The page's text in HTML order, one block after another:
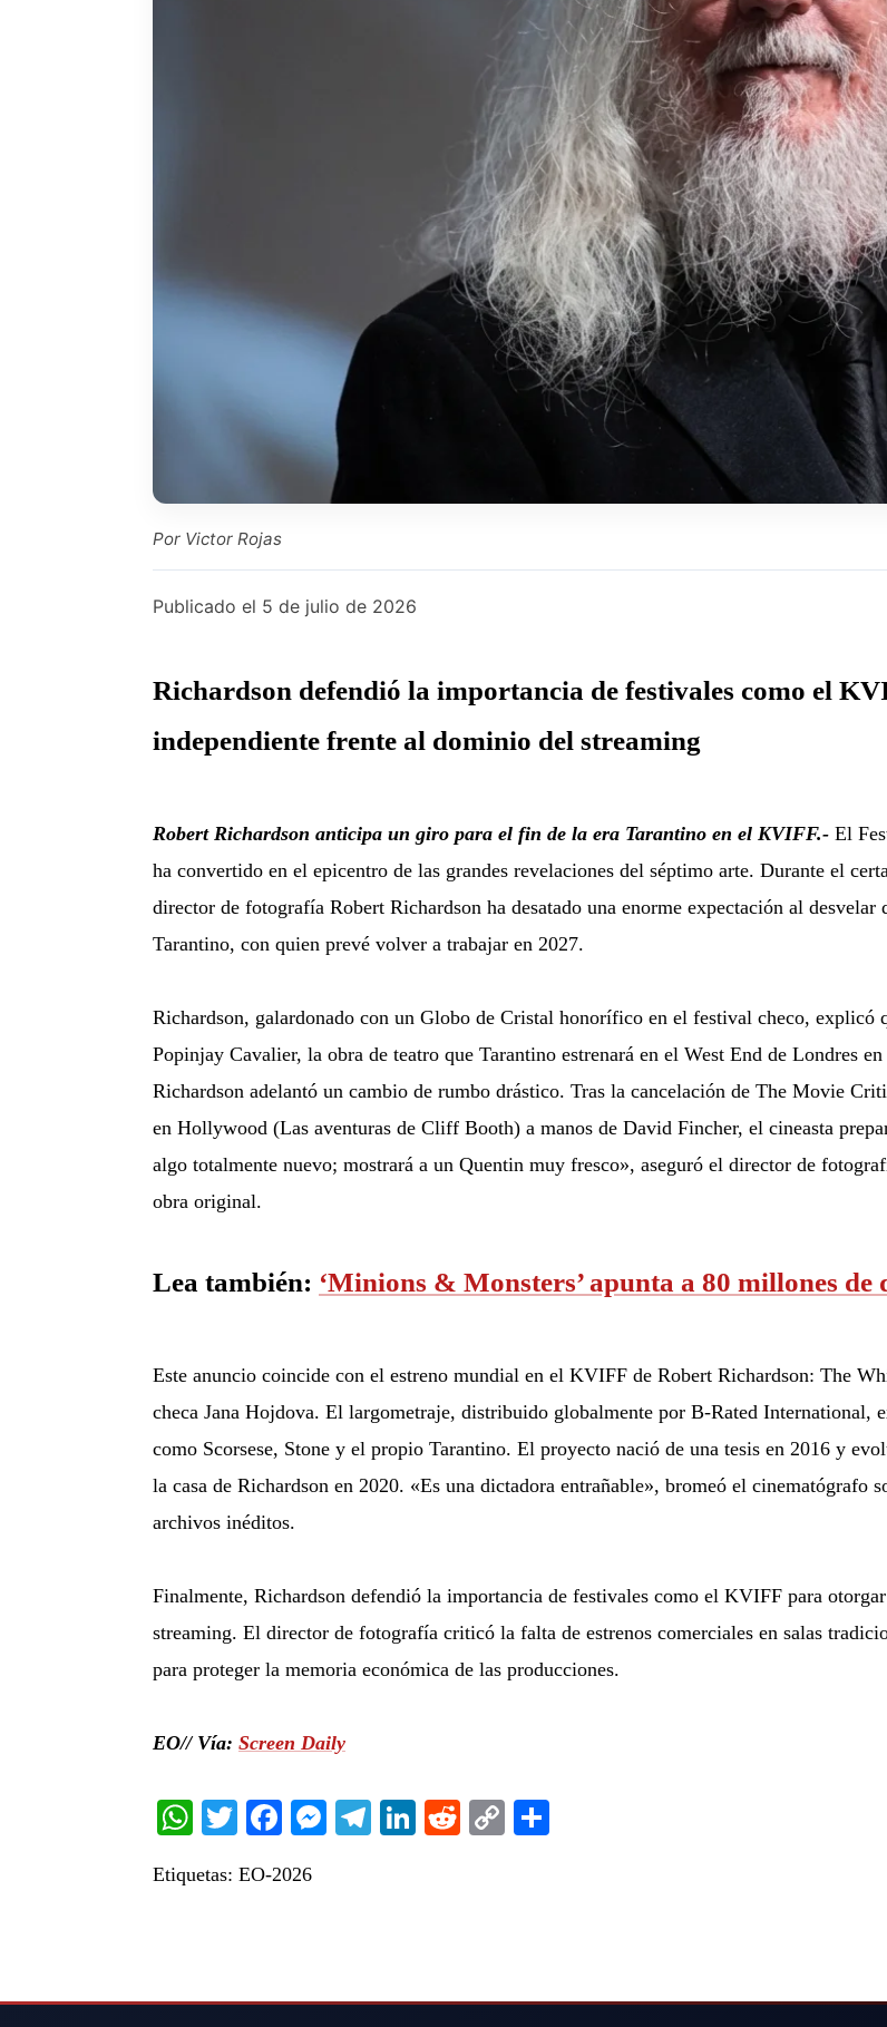
Por Victor Rojas
Publicado el 5 de julio de 2026
Richardson defendió la importancia de festivales como el
independiente frente al dominio del streaming
Robert Richardson anticipa un giro para el fin de la era Tarantino en el KVIFF.- El
ha convertido en el epicentro de las grandes revelaciones del séptimo arte. Durante el
director de fotografía Robert Richardson ha desatado una enorme expectación al
Tarantino, con quien prevé volver a trabajar en 2027.
Richardson, galardonado con un Globo de Cristal honorífico en el festival checo, explicó
Popinjay Cavalier, la obra de teatro que Tarantino estrenará en el West End de Londres
Richardson adelantó un cambio de rumbo drástico. Tras la cancelación de The Movie
en Hollywood (Las aventuras de Cliff Booth) a manos de David Fincher, el cineasta
algo totalmente nuevo; mostrará a un Quentin muy fresco», aseguró el director de
obra original.
Lea también: ‘Minions & Monsters’ apunta a 80 millones de
Este anuncio coincide con el estreno mundial en el KVIFF de Robert Richardson: The
checa Jana Hojdova. El largometraje, distribuido globalmente por B-Rated International,
como Scorsese, Stone y el propio Tarantino. El proyecto nació de una tesis en 2016 y
la casa de Richardson en 2020. «Es una dictadora entrañable», bromeó el cinematógrafo
archivos inéditos.
Finalmente, Richardson defendió la importancia de festivales como el KVIFF para
streaming. El director de fotografía criticó la falta de estrenos comerciales en salas
para proteger la memoria económica de las producciones.
EO// Vía: Screen Daily
WhatsApp
TwitterFacebook
Messenger
Telegram
LinkedIn
Reddit
Copy
Etiquetas: EO-2026